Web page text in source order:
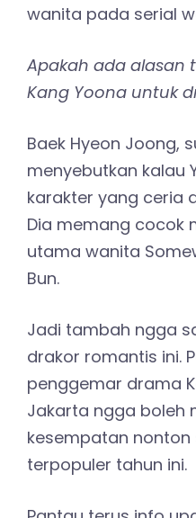
wanita pada serial
Apakah ada alasan
Kang Yoona untuk
Baek Hyeon Joong,
menyebutkan kalau
karakter yang ceria
Dia memang cocok
utama wanita
Bun.
Jadi tambah ngga
drakor romantis ini.
penggemar drama
Jakarta ngga boleh
kesempatan
terpopuler tahun ini.